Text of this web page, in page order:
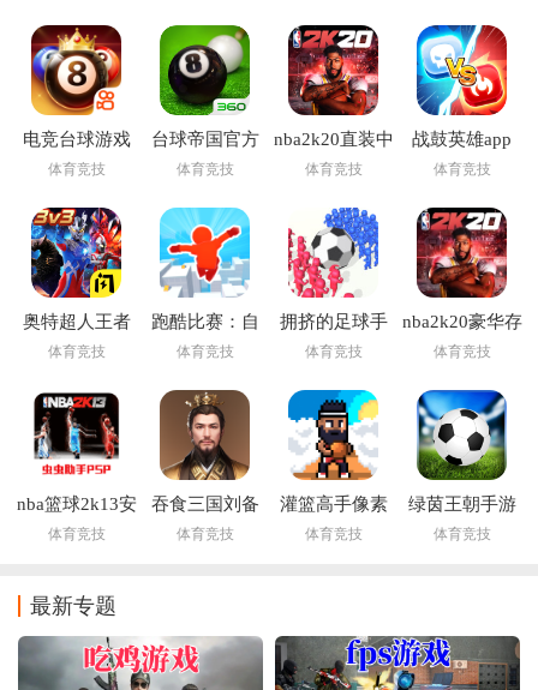
电竞台球游戏
下载
体育竞技
台球帝国官方
下载
体育竞技
nba2k20直装中
文版app
体育竞技
战鼓英雄app
体育竞技
奥特超人王者
对决
体育竞技
跑酷比赛：自
由跑安卓游戏
体育竞技
拥挤的足球手
游
体育竞技
nba2k20豪华存
档版安卓游戏
体育竞技
nba篮球2k13安
卓游戏
体育竞技
吞食三国刘备
传游戏
体育竞技
灌篮高手像素
游戏(Hoop
体育竞技
绿茵王朝手游
体育竞技
最新专题